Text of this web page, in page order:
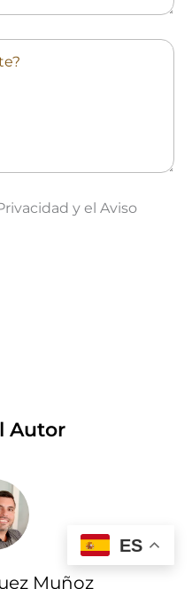
y el Aviso
Autor
Muñoz
ES